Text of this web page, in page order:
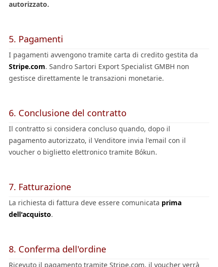
autorizzato.
5. Pagamenti
I pagamenti avvengono tramite carta di credito gestita da
Stripe.com. Sandro Sartori Export Specialist GMBH non
gestisce direttamente le transazioni monetarie.
6. Conclusione del contratto
Il contratto si considera concluso quando, dopo il
pagamento autorizzato, il Venditore invia l'email con il
voucher o biglietto elettronico tramite Bókun.
7. Fatturazione
La richiesta di fattura deve essere comunicata prima
dell'acquisto.
8. Conferma dell'ordine
Ricevuto il pagamento tramite Stripe.com, il voucher verrà